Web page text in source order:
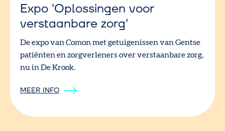
Expo 'Oplossingen voor
verstaanbare zorg'
De expo van Comon met getuigenissen van Gentse
patiënten en zorgverleners over verstaanbare zorg,
nu in De Krook.
MEER INFO